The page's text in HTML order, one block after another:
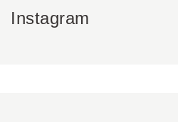
Instagram